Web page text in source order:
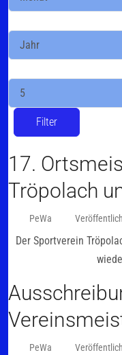
Filter
17.
Tröpolach
PeWa
Der Sportverein
PeWa